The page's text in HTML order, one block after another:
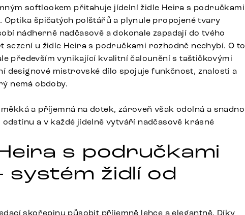
softlookem přitahuje jídelní židle Heira s područkami
Optika špičatých polštářů a plynule propojené tvary
nádherně nadčasově a dokonale zapadají do tvého
sezení u židle Heira s područkami rozhodně nechybí. O to
především vynikající kvalitní čalounění s taštičkovými
designové mistrovské dílo spojuje funkčnost, znalosti a
nemá obdoby.
a příjemná na dotek, zároveň však odolná a snadno
a v každé jídelně vytváří nadčasově krásné
s područkami
systém židlí od
skořepinu působit příjemně lehce a elegantně. Díky